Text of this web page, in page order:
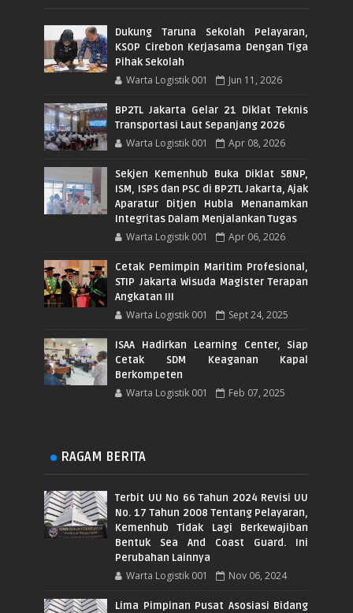
Dukung Taruna Sekolah Pelayaran,
KSOP Cirebon Kerjasama Dengan Tiga
Pihak Sekolah
Warta Logistik 001 Jun 11, 2026
BP2TL Jakarta Gelar 21 Diklat Teknis
Transportasi Laut Sepanjang 2026
Warta Logistik 001 Apr 08, 2026
Sekjen Kemenhub Buka Diklat SBNP,
ISM, ISPS dan PSC di BP2TL Jakarta, Ajak
Aparatur Ditjen Hubla Menanamkan
Integritas Dalam Menjalankan Tugas
Warta Logistik 001 Apr 06, 2026
Cetak Pemimpin Maritim Profesional,
STIP Jakarta Wisuda Magister Terapan
Angkatan III
Warta Logistik 001 Sept 24, 2025
ISAA Hadirkan Learning Center, Siap
Cetak SDM Keaganan Kapal
Berkompeten
Warta Logistik 001 Feb 07, 2025
RAGAM BERITA
Terbit UU No 66 Tahun 2024 Revisi UU
No. 17 Tahun 2008 Tentang Pelayaran,
Kemenhub Tidak Lagi Berkewajiban
Bentuk Sea And Coast Guard. Ini
Perubahan Lainnya
Warta Logistik 001 Nov 06, 2024
Lima Pimpinan Pusat Asosiasi Bidang